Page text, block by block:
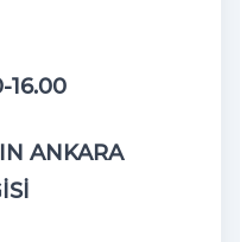
16.00
ANKARA